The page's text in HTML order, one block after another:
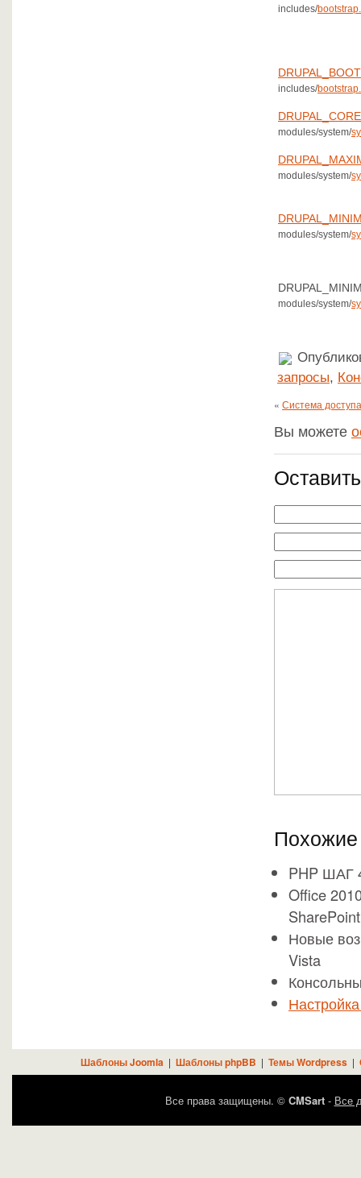
includes/
includes/
modules/system/
modules/system/
modules/system/
modules/system/
запросы,
« Система
Вы можете
Похожие
PHP
Office
Новые
Vista
Шаблоны Joomla | Шаблоны phpBB | Темы Wordpress|
Все права защищены. © CMSart- Все